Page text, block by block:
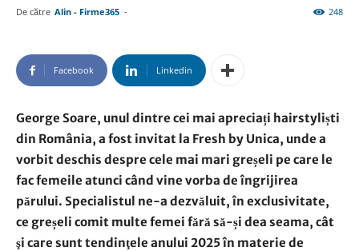
De către Alin - Firme365 - 248
Facebook Linkedin
George Soare, unul dintre cei mai apreciați hairstyliști
din România, a fost invitat la Fresh by Unica, unde a
vorbit deschis despre cele mai mari greșeli pe care le
fac femeile atunci când vine vorba de îngrijirea
părului. Specialistul ne-a dezvăluit, în exclusivitate,
ce greșeli comit multe femei fără să-și dea seama, cât
şi care sunt tendinţele anului 2025 în materie de